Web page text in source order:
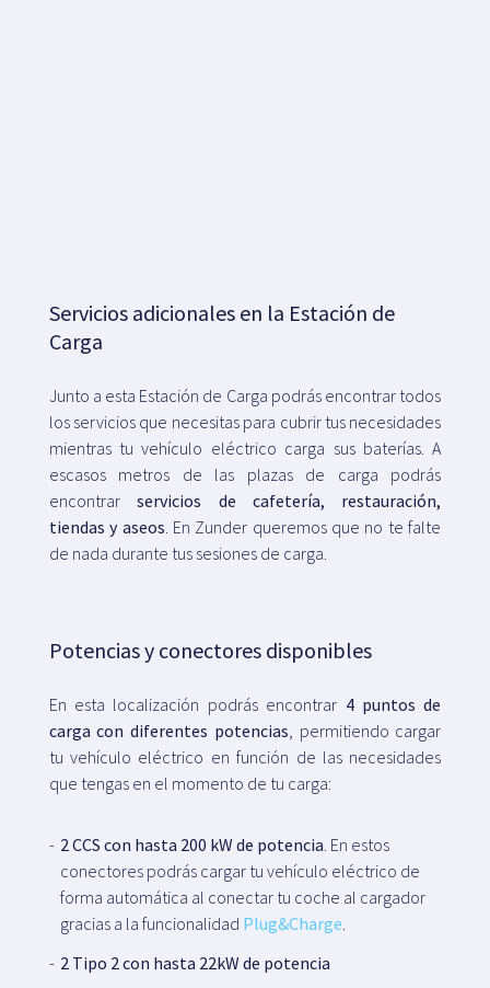
Servicios adicionales en la Estación de
Carga
Junto a esta Estación de Carga podrás encontrar todos
los servicios que necesitas para cubrir tus necesidades
mientras tu vehículo eléctrico carga sus baterías. A
escasos metros de las plazas de carga podrás
encontrarservicios de cafetería, restauración,
tiendas y aseos. En Zunder queremos que no te falte
de nada durante tus sesiones de carga.
Potencias y conectores disponibles
En esta localización podrás encontrar 4 puntos de
carga con diferentes potencias, permitiendo cargar
tu vehículo eléctrico en función de las necesidades
que tengas en el momento de tu carga:
2 CCS con hasta 200 kW de potencia. En estos
conectores podrás cargar tu vehículo eléctrico de
forma automática al conectar tu coche al cargador
gracias a la funcionalidad Plug&Charge.
2 Tipo 2 con hasta 22kW de potencia